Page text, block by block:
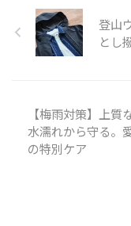
登山
とし
【梅雨対策】上
水濡れから守る。
の特別ケア